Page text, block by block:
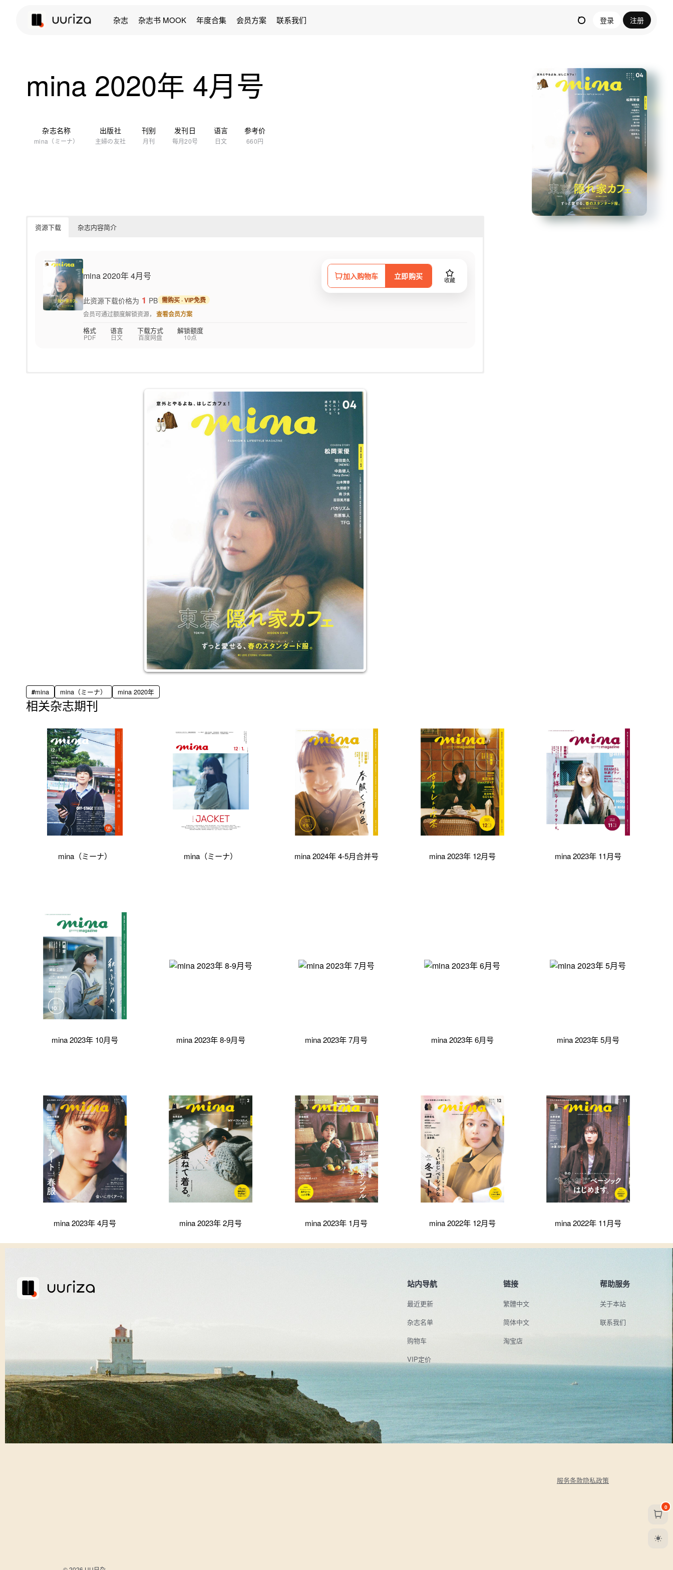
杂志 杂志书 MOOK 年度合集 会员方案 联系我们 登录 注册
mina 2020年 4月号
杂志名称
mina（ミーナ）
出版社
主婦の友社
刊别
月刊
发刊日
每月20号
语言
日文
参考价
660円
资源下载 杂志内容简介
mina 2020年 4月号 加入购物车 立即购买 收藏
此资源下载价格为 1 PB 需购买 · VIP免费
会员可通过额度解锁资源， 查看会员方案
格式
PDF
语言
日文
下载方式
百度网盘
解锁额度
10点
时尚、美容、名牌精品、时髦包包鞋款，介绍当月最新最人气的淑女服饰、配件和发型彩妆搭配。一本少女们人手必备的潮流杂志，绝对不容错过！
mina mina（ミーナ） mina 2020年
相关杂志期刊
mina（ミーナ） mina（ミーナ） mina 2024年 4-5月合并号 mina 2023年 12月号 mina 2023年 11月号
mina 2023年 10月号 mina 2023年 8-9月号 mina 2023年 7月号 mina 2023年 6月号 mina 2023年 5月号
mina 2023年 4月号 mina 2023年 2月号 mina 2023年 1月号 mina 2022年 12月号 mina 2022年 11月号
站内导航
最近更新
杂志名单
购物车
VIP定价
链接
繁體中文
简体中文
淘宝店
帮助服务
关于本站
联系我们
服务条款隐私政策
0